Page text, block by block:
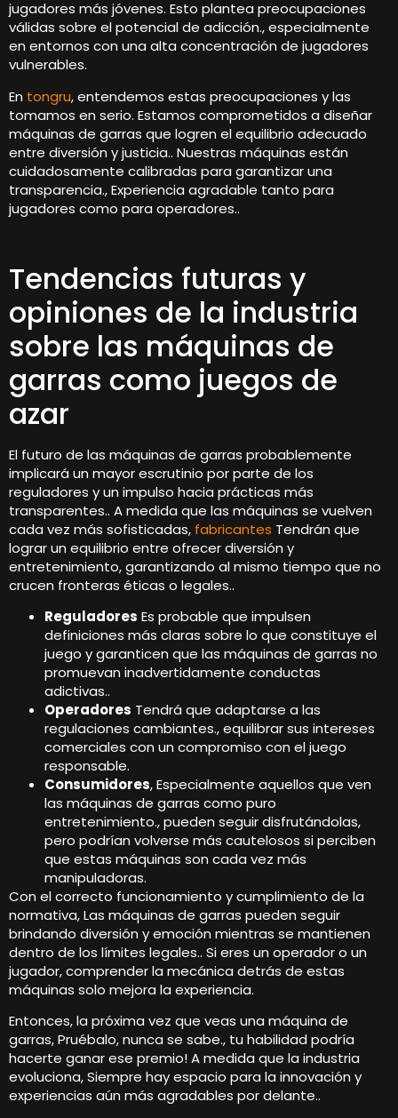
jugadores más jóvenes. Esto plantea preocupaciones
válidas sobre el potencial de adicción., especialmente
en entornos con una alta concentración de jugadores
vulnerables.
En tongru, entendemos estas preocupaciones y las
tomamos en serio. Estamos comprometidos a diseñar
máquinas de garras que logren el equilibrio adecuado
entre diversión y justicia.. Nuestras máquinas están
cuidadosamente calibradas para garantizar una
transparencia., Experiencia agradable tanto para
jugadores como para operadores..
Tendencias futuras y
opiniones de la industria
sobre las máquinas de
garras como juegos de
azar
El futuro de las máquinas de garras probablemente
implicará un mayor escrutinio por parte de los
reguladores y un impulso hacia prácticas más
transparentes.. A medida que las máquinas se vuelven
cada vez más sofisticadas, fabricantes Tendrán que
lograr un equilibrio entre ofrecer diversión y
entretenimiento, garantizando al mismo tiempo que no
crucen fronteras éticas o legales..
Reguladores Es probable que impulsen
definiciones más claras sobre lo que constituye el
juego y garanticen que las máquinas de garras no
promuevan inadvertidamente conductas
adictivas..
Operadores Tendrá que adaptarse a las
regulaciones cambiantes., equilibrar sus intereses
comerciales con un compromiso con el juego
responsable.
Consumidores, Especialmente aquellos que ven
las máquinas de garras como puro
entretenimiento., pueden seguir disfrutándolas,
pero podrían volverse más cautelosos si perciben
que estas máquinas son cada vez más
manipuladoras.
Con el correcto funcionamiento y cumplimiento de la
normativa, Las máquinas de garras pueden seguir
brindando diversión y emoción mientras se mantienen
dentro de los límites legales.. Si eres un operador o un
jugador, comprender la mecánica detrás de estas
máquinas solo mejora la experiencia.
Entonces, la próxima vez que veas una máquina de
garras, Pruébalo, nunca se sabe., tu habilidad podría
hacerte ganar ese premio! A medida que la industria
evoluciona, Siempre hay espacio para la innovación y
experiencias aún más agradables por delante..